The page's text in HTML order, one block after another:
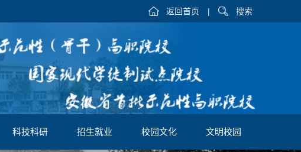
返回首页 | 搜索
科技科研 招生就业 校园文化 文明校园